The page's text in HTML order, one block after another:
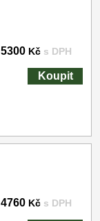
5300 Kč s DPH
Koupit
4760 Kč s DPH